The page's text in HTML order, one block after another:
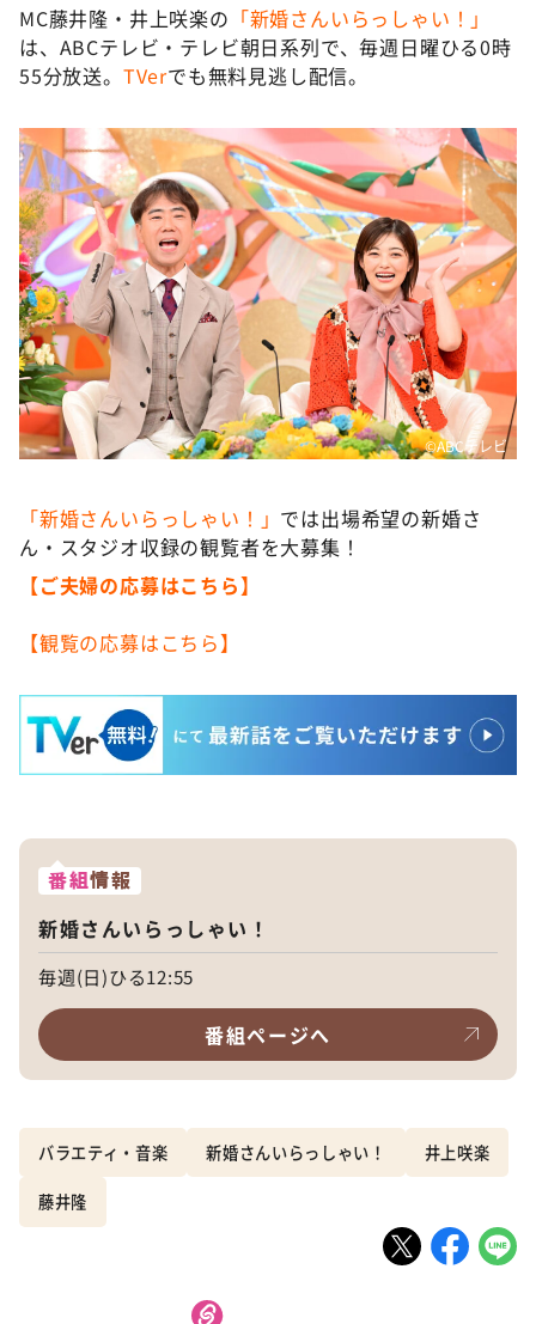
MC藤井隆・井上咲楽の 「新婚さんいらっしゃい！」
は、ABCテレビ・テレビ朝日系列で、毎週日曜ひる0時
55分放送。 TVerでも無料見逃し配信。
©ABCテレビ
「新婚さんいらっしゃい！」 では出場希望の新婚さ
ん・スタジオ収録の観覧者を大募集！
【ご夫婦の応募はこちら】
【観覧の応募はこちら】
番組情報
新婚さんいらっしゃい！
毎週(日)ひる12:55
番組ページへ
バラエティ・音楽 新婚さんいらっしゃい！ 井上咲楽
藤井隆